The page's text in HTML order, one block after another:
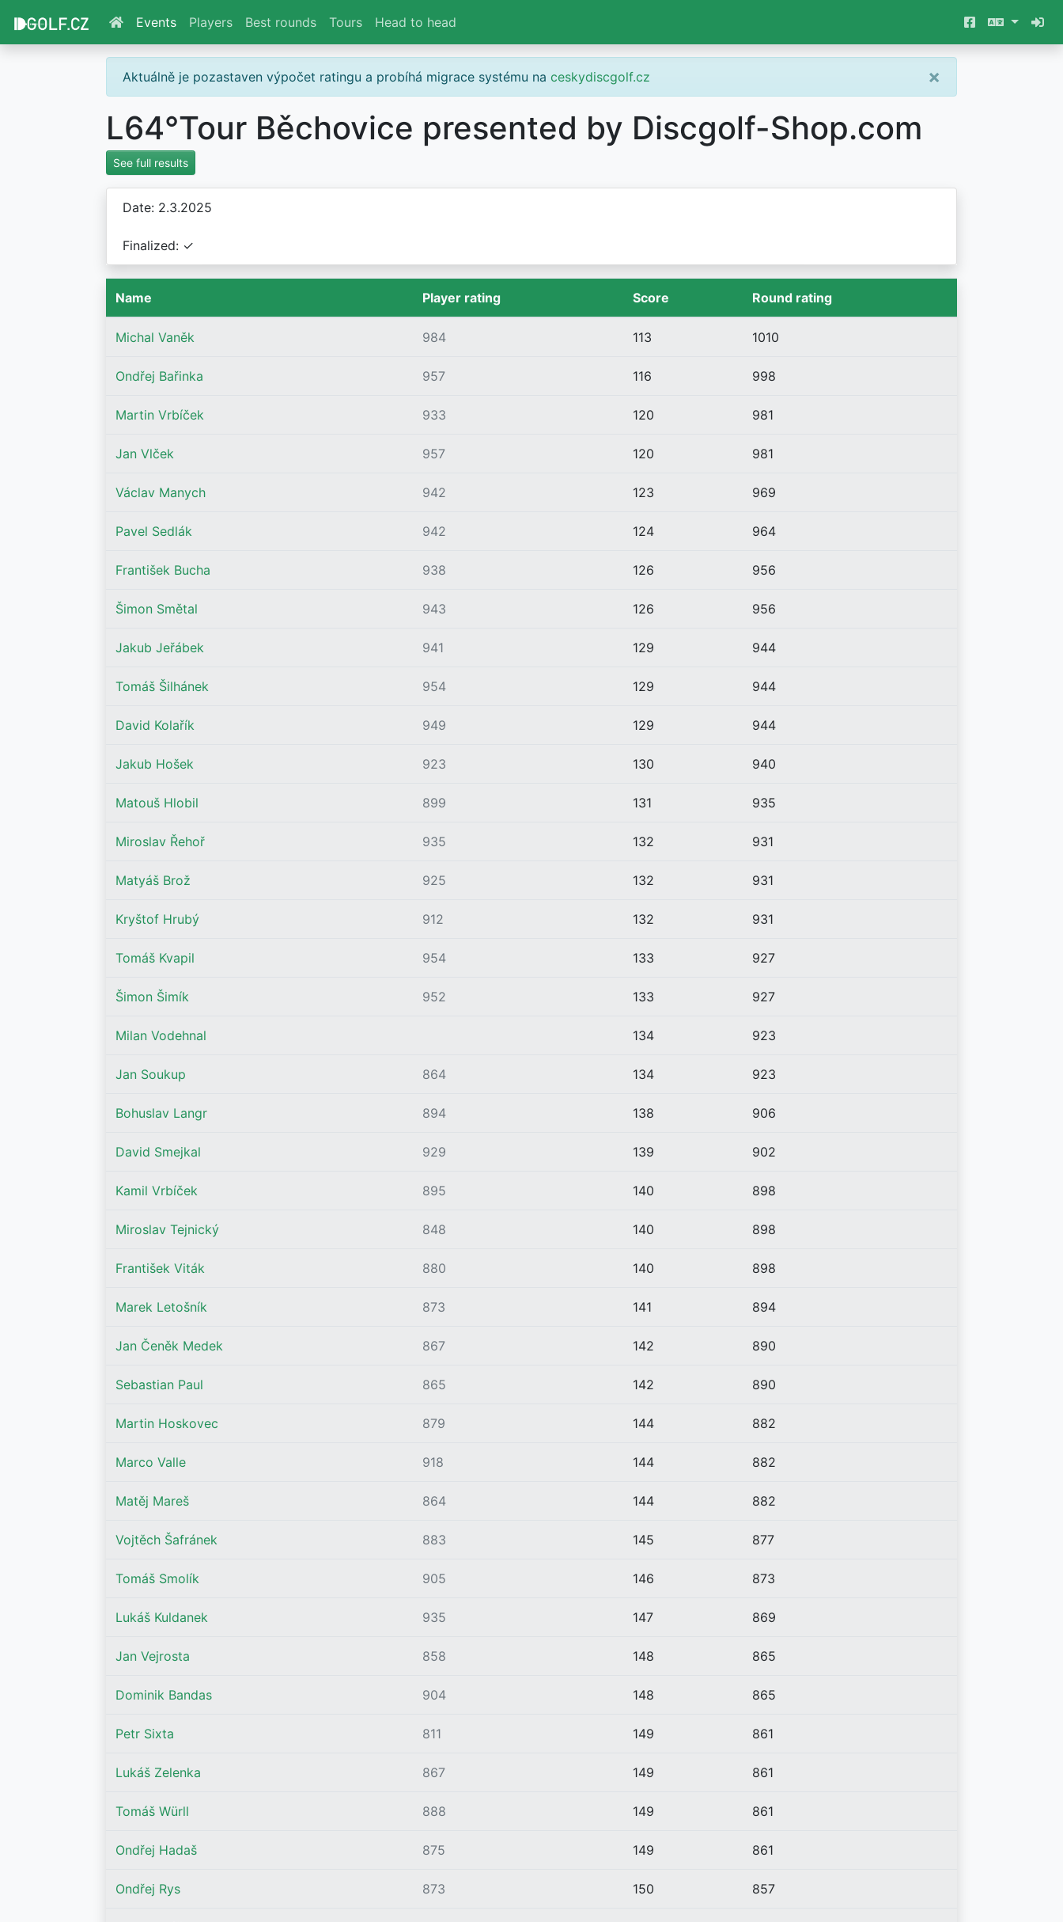
Events Players Best rounds Tours Head to head
Aktuálně je pozastaven výpočet ratingu a probíhá migrace systému na ceskydiscgolf.cz ×
L64°Tour Běchovice presented by Discgolf-Shop.com
See full results
Date: 2.3.2025
Finalized: ✓
Name Player rating Score Round rating
Michal Vaněk 984 113 1010
Ondřej Bařinka 957 116 998
Martin Vrbíček 933 120 981
Jan Vlček 957 120 981
Václav Manych 942 123 969
Pavel Sedlák 942 124 964
František Bucha 938 126 956
Šimon Smětal 943 126 956
Jakub Jeřábek 941 129 944
Tomáš Šilhánek 954 129 944
David Kolařík 949 129 944
Jakub Hošek 923 130 940
Matouš Hlobil 899 131 935
Miroslav Řehoř 935 132 931
Matyáš Brož 925 132 931
Kryštof Hrubý 912 132 931
Tomáš Kvapil 954 133 927
Šimon Šimík 952 133 927
Milan Vodehnal 134 923
Jan Soukup 864 134 923
Bohuslav Langr 894 138 906
David Smejkal 929 139 902
Kamil Vrbíček 895 140 898
Miroslav Tejnický 848 140 898
František Viták 880 140 898
Marek Letošník 873 141 894
Jan Čeněk Medek 867 142 890
Sebastian Paul 865 142 890
Martin Hoskovec 879 144 882
Marco Valle 918 144 882
Matěj Mareš 864 144 882
Vojtěch Šafránek 883 145 877
Tomáš Smolík 905 146 873
Lukáš Kuldanek 935 147 869
Jan Vejrosta 858 148 865
Dominik Bandas 904 148 865
Petr Sixta 811 149 861
Lukáš Zelenka 867 149 861
Tomáš Würll 888 149 861
Ondřej Hadaš 875 149 861
Ondřej Rys 873 150 857